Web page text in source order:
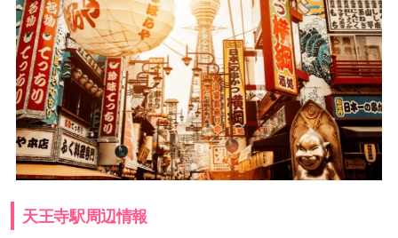
天王寺駅周辺情報